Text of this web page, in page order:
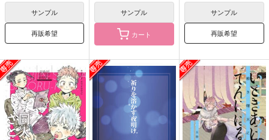
サンプル
再販希望
サンプル
カート
サンプル
再販希望